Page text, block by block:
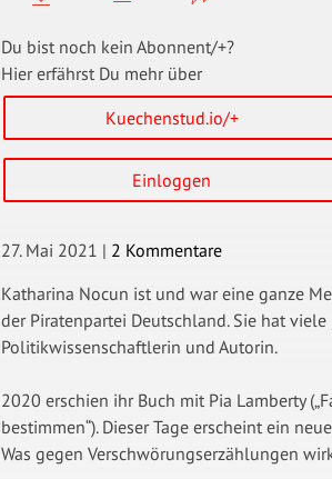
Du bist noch kein Abonnent/+?
Hier erfährst Du mehr über
Kuechenstud.io/+
Einloggen
27. Mai 2021 | 2 Kommentare
Katharina Nocun ist und war eine ganze
der Piratenpartei Deutschland. Sie hat
Politikwissenschaftlerin und Autorin.
2020 erschien ihr Buch mit Pia Lamberty
bestimmen“). Dieser Tage erscheint ein
Was gegen Verschwörungserzählungen